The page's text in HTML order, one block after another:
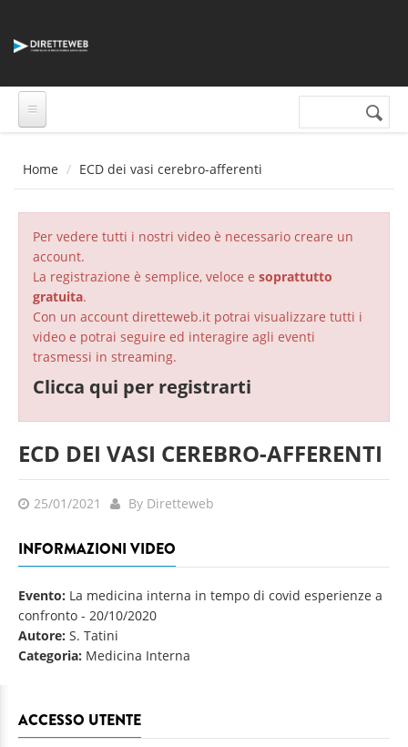
Form di
Cerca nel sito
Home ECD dei vasi cerebro-afferenti
Per vedere tutti i nostri video è necessario creare un
account.
La registrazione è semplice, veloce e soprattutto
gratuita.
Con un account diretteweb.it potrai visualizzare tutti i
video e potrai seguire ed interagire agli eventi
trasmessi in streaming.
Clicca qui per registrarti
ECD DEI VASI CEREBRO-AFFERENTI
25/01/2021 By Diretteweb
INFORMAZIONI VIDEO
Evento: La medicina interna in tempo di covid esperienze a
confronto - 20/10/2020
Autore: S. Tatini
Categoria: Medicina Interna
ACCESSO UTENTE